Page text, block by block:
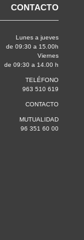
CONTACTO
Lunes a jueves
de 09:30 a 15.00h
Viernes
de 09:30 a 14.00 h
TELÉFONO
963 510 619
CONTACTO
MUTUALIDAD
96 351 60 00